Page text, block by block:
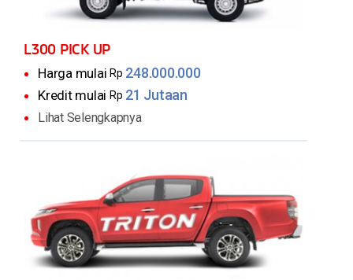
L300 PICK UP
Harga mulai Rp 248.000.000
Kredit mulai Rp 21 Jutaan
Lihat Selengkapnya